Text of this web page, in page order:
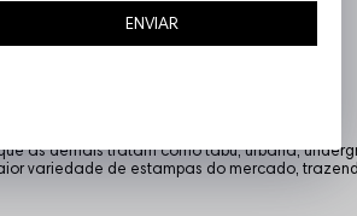
as demais tratam como tabu, urbana,
variedade de estampas do mercado,
ENVIAR